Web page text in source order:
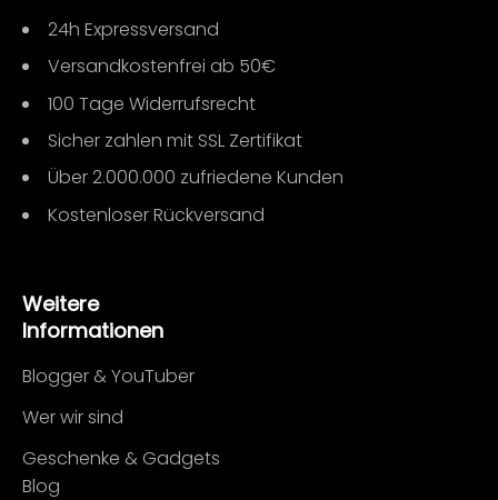
24h Expressversand
Versandkostenfrei ab 50€
100 Tage Widerrufsrecht
Sicher zahlen mit SSL Zertifikat
Über 2.000.000 zufriedene Kunden
Kostenloser Rückversand
Weitere
Informationen
Blogger & YouTuber
Wer wir sind
Geschenke & Gadgets
Blog